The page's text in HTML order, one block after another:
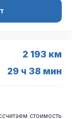
2 193 км
29 ч 38 мин
стоимость